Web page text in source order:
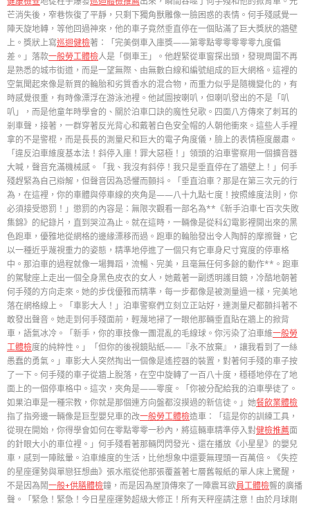
芒消失後，窄巷恢復了平靜，只剩下獨角獸雕像一臉困惑的表情。何手殘感覺一
陣天旋地轉，等他回過神來，他的車子竟然垂直停在一個貼滿了巨大獎狀的牆壁
上。獎狀上寫巡迴健檢著：「完美倒車入庫獎——第零點零零零零零九度偏
差。」落款一般勞工體檢人是「倒車王」。他趕緊從車窗探出頭，發現周圍不再
是熟悉的城市街道，而是一望無際、由無數白線和編號組成的巨大網格。這裡的
空氣聞起來像是新買的輪胎和劣質香水的混合物，而重力似乎是隨機變化的，有
時感覺很重，有時像漂浮在游泳池裡。他試圖按喇叭，但喇叭發出的不是「叭
叭」，而是他童年時學會的、關於泊車口訣的魔性兒歌。四面八方傳來了刺耳的
剎車聲，接著，一群穿著反光背心和戴著白色安全帽的人朝他衝來。這些人手裡
拿的不是警棍，而是長長的測量尺和巨大的電子角度儀，臉上的表情極度嚴肅。
「違反泊車維度基本法！斜停入庫！罪大惡極！」領頭的泊車警察用一個擴音器
大喊，聲音充滿機械感。「我、我沒有斜停！我只是垂直停在了牆壁上！」何手
殘趕緊為自己辯解，但聲音因為恐懼而顫抖。「垂直泊車？那是在第三次元的行
為，在這裡，你的車體與停車線的夾角是——八十九點七度！按照維度法則，你
必須接受懲罰！」懲罰的內容是：無限次觀看一部名為**《新手泊車七百次失敗
集錦》的紀錄片，直到哭泣為止。就在這時，一輛像是從科幻電影裡開出來的黑
色跑車，優雅地從網格的邊緣漂移而過。跑車的輪胎發出令人陶醉的摩擦聲，它
以一種近乎蔑視重力的姿態，精準地停進了一個只有它車身尺寸寬度的停車格
中。那泊車的過程就像一場舞蹈，流暢、完美，且毫無任何多餘的動作**。跑車
的駕駛座上走出一個全身黑色皮衣的女人，她戴著一副透明護目鏡，冷酷地朝著
何手殘的方向走來。她的步伐優雅而精準，每一步都像是被測量過一樣，完美地
落在網格線上。「車影大人！」泊車警察們立刻立正站好，連測量尺都顫抖著不
敢發出聲音。她走到何手殘面前，輕蔑地掃了一眼他那輛垂直貼在牆上的掀背
車，語氣冰冷。「新手，你的車技像一團混亂的毛線球。你污染了泊車維一般勞
工體檢度的純粹性。」「但你的後視鏡貼紙——『永不放棄』，讓我看到了一絲
愚蠢的勇氣。」車影大人突然掏出一個像是遙控器的裝置，對著何手殘的車子按
了一下。何手殘的車子從牆上脫落，在空中旋轉了一百八十度，穩穩地停在了地
面上的一個停車格中。這次，夾角是——零度。「你被分配給我的泊車學徒了。
如果泊車是一種宗教，你就是那個連方向盤都沒摸過的新信徒。」她餐飲業體檢
指了指旁邊一輛像是巨型嬰兒車的改一般勞工體檢造車：「這是你的訓練工具，
從現在開始，你得學會如何在零點零零一秒內，將這輛車精準停入對健檢推薦面
的針眼大小的車位裡。」何手殘看著那輛閃閃發光、還在播放《小星星》的嬰兒
車，感到一陣眩暈。泊車維度的生活，比他想象中還要無理頭一百萬倍。《失控
的星座運勢與單戀狂想曲》張水瓶從他那張覆蓋著七層舊報紙的單人床上驚醒，
不是因為鬧一般+供膳體檢鐘，而是因為屋頂傳來了一陣震耳欲員工體檢聾的廣播
聲。「緊急！緊急！今日星座運勢超級大修正！所有天秤座請注意！由於月球剛